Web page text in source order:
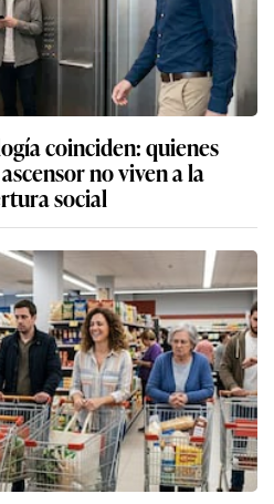
coinciden: quienes
no viven a la
social